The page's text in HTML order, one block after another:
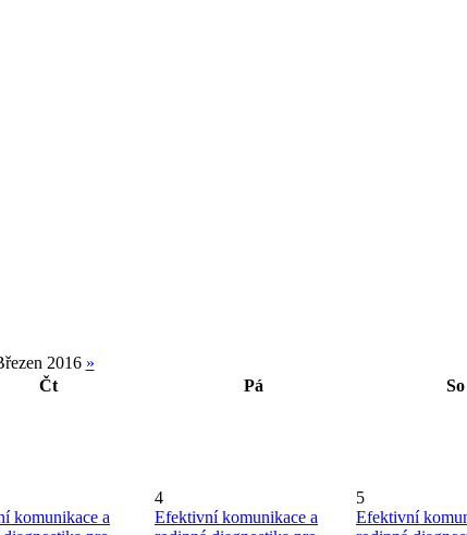
2016 »
Čt Pá So
komunikace a
4
Efektivní komunikace a
5
Efektivní